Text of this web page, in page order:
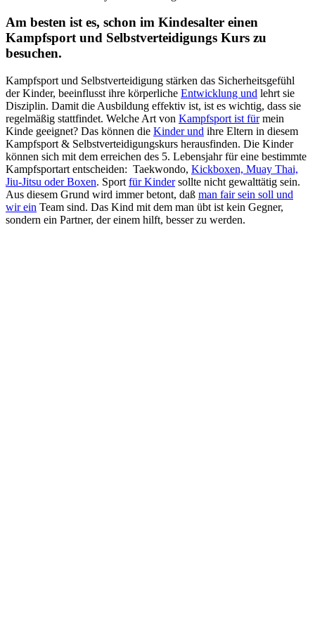
Am besten ist es, schon im Kindesalter einen
Kampfsport und Selbstverteidigungs Kurs zu
besuchen.
Kampfsport und Selbstverteidigung stärken das Sicherheitsgefühl
der Kinder, beeinflusst ihre körperliche Entwicklung und lehrt sie
Disziplin. Damit die Ausbildung effektiv ist, ist es wichtig, dass sie
regelmäßig stattfindet. Welche Art von Kampfsport ist fürmein
Kinde geeignet? Das können die Kinder und ihre Eltern in diesem
Kampfsport & Selbstverteidigungskurs herausfinden. Die Kinder
können sich mit dem erreichen des 5. Lebensjahr für eine bestimmte
Kampfsportart entscheiden: Taekwondo, Kickboxen, Muay Thai,
Jiu-Jitsu oder Boxen. Sport für Kindersollte nicht gewalttätig sein.
Aus diesem Grund wird immer betont, daß man fair sein soll und
wir ein Team sind. Das Kind mit dem man übt ist kein Gegner,
sondern ein Partner, der einem hilft, besser zu werden.